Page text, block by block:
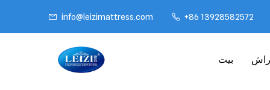
info@leizimattress.com +86 13928582572
بيت